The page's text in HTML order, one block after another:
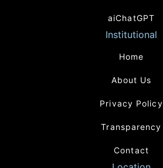
aiChatGPT
Institutional
Home
About Us
Privacy Policy
Transparency
Contact